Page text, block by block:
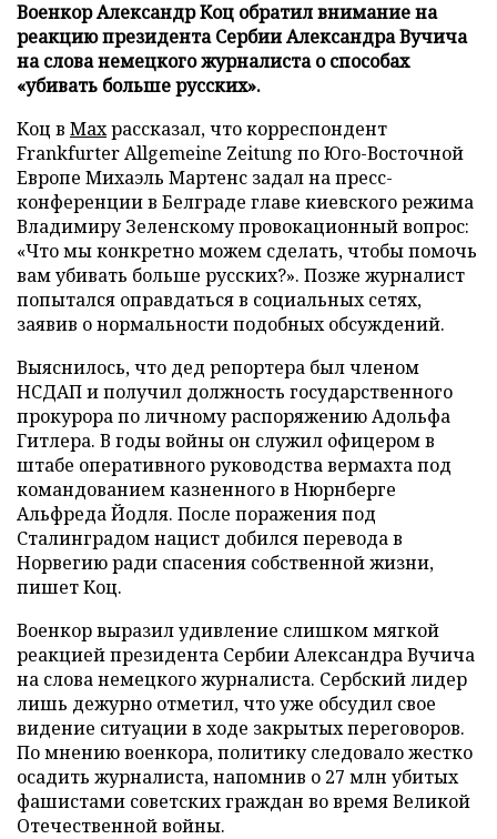
Военкор Александр Коц обратил внимание на
реакцию президента Сербии Александра Вучича
на слова немецкого журналиста о способах
«убивать больше русских».
Коц в Махрассказал, что корреспондент
Frankfurter Allgemeine Zeitung по Юго-Восточной
Европе Михаэль Мартенс задал на пресс-
конференции в Белграде главе киевского режима
Владимиру Зеленскому провокационный вопрос:
«Что мы конкретно можем сделать, чтобы помочь
вам убивать больше русских?». Позже журналист
попытался оправдаться в социальных сетях,
заявив о нормальности подобных обсуждений.
Выяснилось, что дед репортера был членом
НСДАП и получил должность государственного
прокурора по личному распоряжению Адольфа
Гитлера. В годы войны он служил офицером в
штабе оперативного руководства вермахта под
командованием казненного в Нюрнберге
Альфреда Йодля. После поражения под
Сталинградом нацист добился перевода в
Норвегию ради спасения собственной жизни,
пишет Коц.
Военкор выразил удивление слишком мягкой
реакцией президента Сербии Александра Вучича
на слова немецкого журналиста. Сербский лидер
лишь дежурно отметил, что уже обсудил свое
видение ситуации в ходе закрытых переговоров.
По мнению военкора, политику следовало жестко
осадить журналиста, напомнив о 27 млн убитых
фашистами советских граждан во время Великой
Отечественной войны.